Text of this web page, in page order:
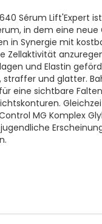
Sérum Lift'Expert
in dem eine
in Synergie mit
Zellaktivität
und Elastin
und glatter.
eine sichtbare
MG Komplex